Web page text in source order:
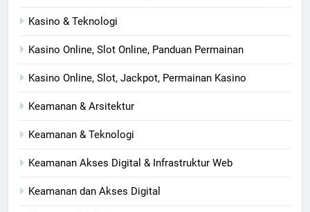
Kasino & Teknologi
Kasino Online, Slot Online, Panduan Permainan
Kasino Online, Slot, Jackpot, Permainan Kasino
Keamanan & Arsitektur
Keamanan & Teknologi
Keamanan Akses Digital & Infrastruktur Web
Keamanan dan Akses Digital